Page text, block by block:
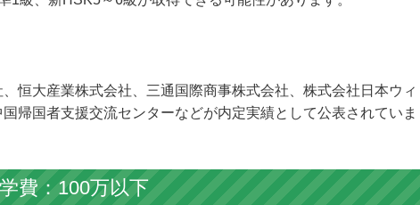
恒大産業株式会社、三通国際商事株式会社、株式会社日本ウィ
帰国者支援交流センターなどが内定実績として公表されていま
費：100万以下